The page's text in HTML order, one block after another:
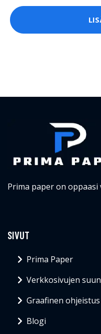
Prima paper on
SIVUT
Prima Paper
Verkkosivujen
Graafinen ohjeistus
Blogi